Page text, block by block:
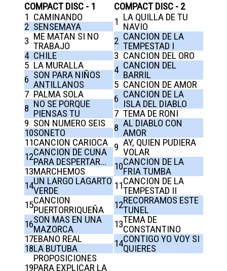
COMPACT DISC - 1
COMPACT DISC - 2
1 CAMINANDO
2 SENSEMAYA
3 ME MATAN SI NO
TRABAJO
4 CHILE
5 LA MURALLA
6 SON PARA NIÑOS
ANTILLANOS
7 PALMA SOLA
8 NO SE PORQUE
PIENSAS TU
9 SON NUMERO SEIS
10SONETO
11CANCION CARIOCA
12CANCION DE CUNA
PARA DESPERTAR...
13MARCHEMOS
14UN LARGO LAGARTO
VERDE
15CANCION
PUERTORRIQUEÑA
16SON MAS EN UNA
MAZORCA
17EBANO REAL
18LA BUTUBA
19
PROPOSICIONES
PARA EXPLICAR LA
1 LA QUILLA DE TU
NAVIO
2 CANCION DE LA
TEMPESTAD I
3 CANCION DEL ORO
4 CANCION DEL
BARRIL
5 CANCION DE AMOR
6 CANCION DE LA
ISLA DEL DIABLO
7 TEMA DE RONI
8 AL DIABLO CON
AMOR
9 AY, QUIEN PUDIERA
VOLAR
10CANCION DE LA
FRIA TUMBA
11CANCION DE LA
TEMPESTAD II
12RECORRAMOS ESTE
TUNEL
13TEMA DE
CONSTANTINO
14CONTIGO YO VOY SI
QUIERES